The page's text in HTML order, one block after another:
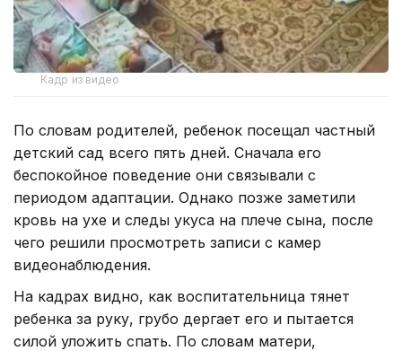
Кадр из видео
По словам родителей, ребенок посещал частный
детский сад всего пять дней. Сначала его
беспокойное поведение они связывали с
периодом адаптации. Однако позже заметили
кровь на ухе и следы укуса на плече сына, после
чего решили просмотреть записи с камер
видеонаблюдения.
На кадрах видно, как воспитательница тянет
ребенка за руку, грубо дергает его и пытается
силой уложить спать. По словам матери,